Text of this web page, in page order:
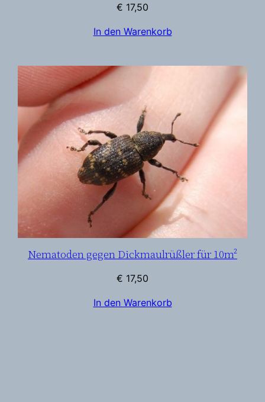
€ 17,50
In den Warenkorb
Nematoden gegen Dickmaulrüßler für 10m²
€ 17,50
In den Warenkorb